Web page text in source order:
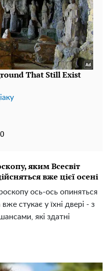
яким Всесвіт
вже цієї осені
ось-ось опиняться
стукає у їхні двері - з
які здатні